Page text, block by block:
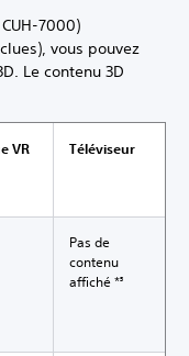
7000)
vous pouvez
Le contenu 3D
VR Téléviseur
Pas de
contenu
affiché *5